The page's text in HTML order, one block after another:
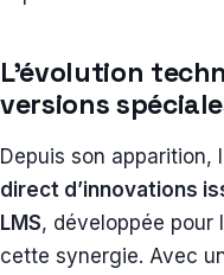
L’évolution
versions
Depuis son apparition,
direct d’innovations
LMS, développée pour
cette synergie. Avec